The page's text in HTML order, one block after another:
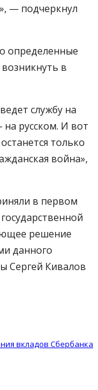
— подчеркнул
определенные
в
службу на
русском. И вот
только
война»,
в первом
решение
данного
Сергей Кивалов
вкладов Сбербанка